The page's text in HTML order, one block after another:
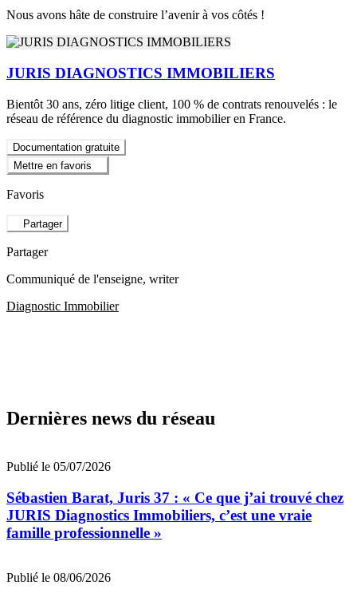
Nous avons hâte de construire l’avenir à vos côtés !
JURIS DIAGNOSTICS IMMOBILIERS
Bientôt 30 ans, zéro litige client, 100 % de contrats renouvelés : le
réseau de référence du diagnostic immobilier en France.
Documentation gratuite
Mettre en favoris
Favoris
Partager
Partager
Communiqué de l'enseigne, writer
Diagnostic Immobilier
Dernières news du réseau
Publié le 05/07/2026
Sébastien Barat, Juris 37 : « Ce que j’ai trouvé chez
JURIS Diagnostics Immobiliers, c’est une vraie
famille professionnelle »
Publié le 08/06/2026